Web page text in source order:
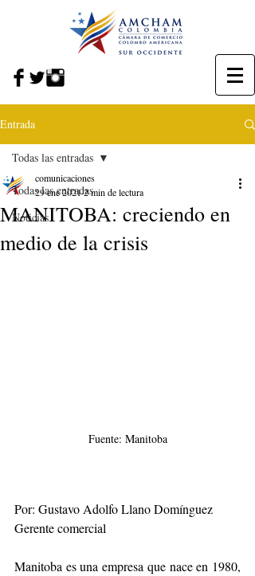
Entrada
Todas las entradas
Noticias
Todas las entradas
MANITOBA: creciendo en
medio de la crisis
comunicaciones
29 ene 20212 min de lectura
Fuente: Manitoba
Por: Gustavo Adolfo Llano Domínguez
Gerente comercial
Manitoba es una empresa que nace en 1980,